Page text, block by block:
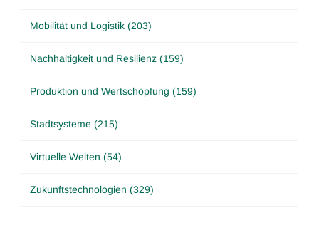
Mobilität und Logistik (203)
Nachhaltigkeit und Resilienz (159)
Produktion und Wertschöpfung (159)
Stadtsysteme (215)
Virtuelle Welten (54)
Zukunftstechnologien (329)